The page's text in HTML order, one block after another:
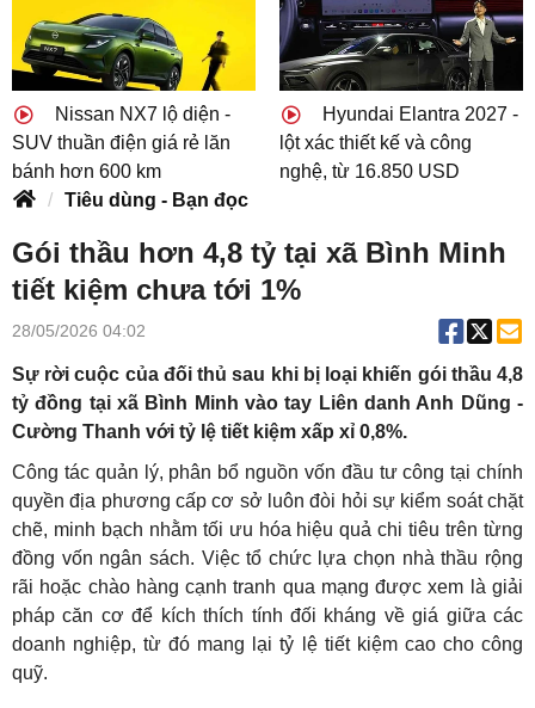
Nissan NX7 lộ diện -
SUV thuần điện giá rẻ lăn
bánh hơn 600 km
Hyundai Elantra 2027 -
lột xác thiết kế và công
nghệ, từ 16.850 USD
Tiêu dùng - Bạn đọc
Gói thầu hơn 4,8 tỷ tại xã Bình Minh
tiết kiệm chưa tới 1%
28/05/2026 04:02
Sự rời cuộc của đối thủ sau khi bị loại khiến gói thầu 4,8
tỷ đồng tại xã Bình Minh vào tay Liên danh Anh Dũng -
Cường Thanh với tỷ lệ tiết kiệm xấp xỉ 0,8%.
Công tác quản lý, phân bổ nguồn vốn đầu tư công tại chính
quyền địa phương cấp cơ sở luôn đòi hỏi sự kiểm soát chặt
chẽ, minh bạch nhằm tối ưu hóa hiệu quả chi tiêu trên từng
đồng vốn ngân sách. Việc tổ chức lựa chọn nhà thầu rộng
rãi hoặc chào hàng cạnh tranh qua mạng được xem là giải
pháp căn cơ để kích thích tính đối kháng về giá giữa các
doanh nghiệp, từ đó mang lại tỷ lệ tiết kiệm cao cho công
quỹ.